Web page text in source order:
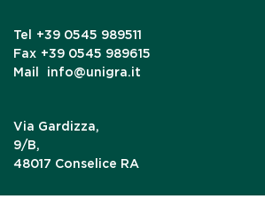
Tel
+39 0545 989511
Fax +39 0545 989615
Mail
info@unigra.it
Via Gardizza,
9/B,
48017 Conselice RA